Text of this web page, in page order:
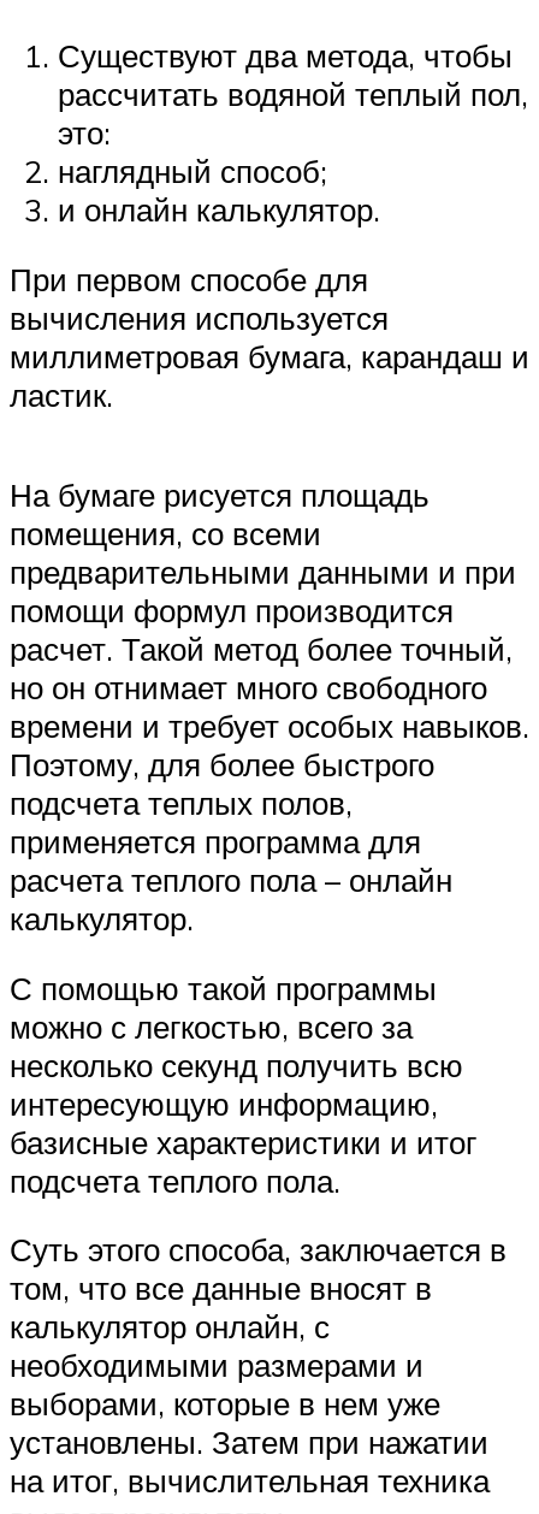
Существуют два метода, чтобы
рассчитать водяной теплый пол,
это:
наглядный способ;
и онлайн калькулятор.
При первом способе для
вычисления используется
миллиметровая бумага, карандаш и
ластик.
На бумаге рисуется площадь
помещения, со всеми
предварительными данными и при
помощи формул производится
расчет. Такой метод более точный,
но он отнимает много свободного
времени и требует особых навыков.
Поэтому, для более быстрого
подсчета теплых полов,
применяется программа для
расчета теплого пола – онлайн
калькулятор.
С помощью такой программы
можно с легкостью, всего за
несколько секунд получить всю
интересующую информацию,
базисные характеристики и итог
подсчета теплого пола.
Суть этого способа, заключается в
том, что все данные вносят в
калькулятор онлайн, с
необходимыми размерами и
выборами, которые в нем уже
установлены. Затем при нажатии
на итог, вычислительная техника